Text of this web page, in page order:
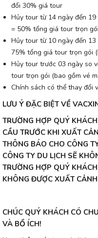
đổi 30% giá tour
Hủy tour từ 14 ngày đến
= 50% tổng giá tour trọn
Hủy tour từ 10 ngày đến
75% tổng giá tour trọn gói
Hủy tour trước 03 ngày so
tour trọn gói (bao gồm vé
Chính sách có thể thay đổi
LƯU Ý ĐẶC BIỆT VỀ
TRƯỜNG HỢP QUÝ
CẦU TRƯỚC KHI XUẤT
THÔNG BÁO CHO CÔNG
CÔNG TY DU LỊCH SẼ
TRƯỜNG HỢP QUÝ
KHÔNG ĐƯỢC XUẤT CẢNH
CHÚC QUÝ KHÁCH CÓ
VÀ BỔ ÍCH!